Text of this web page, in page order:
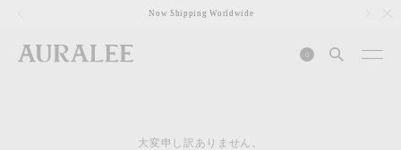
Now Shipping Worldwide
0
大変申し訳ありません。